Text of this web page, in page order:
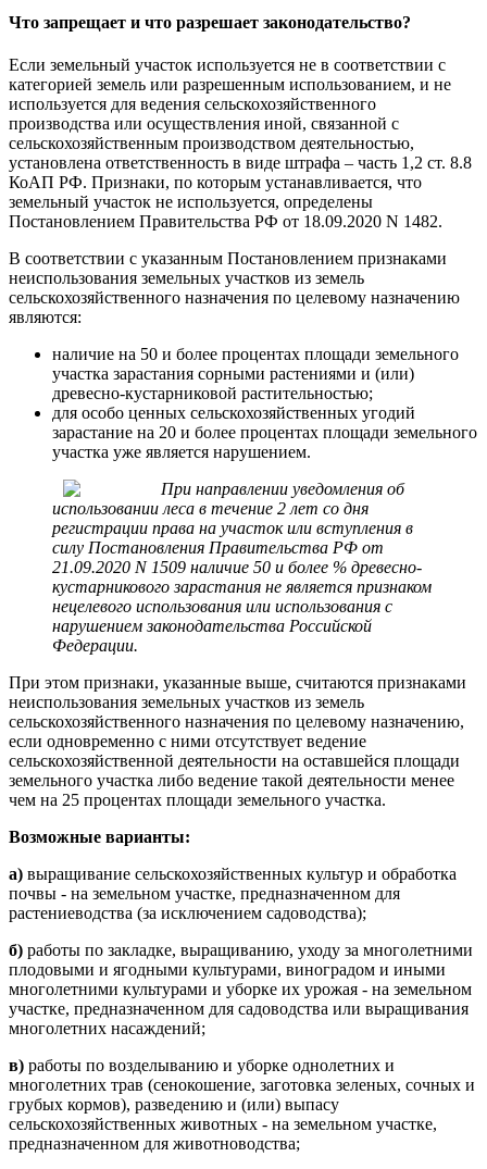
Что запрещает и что разрешает законодательство?
Если земельный участок используется не в соответствии с
категорией земель или разрешенным использованием, и не
используется для ведения сельскохозяйственного
производства или осуществления иной, связанной с
сельскохозяйственным производством деятельностью,
установлена ответственность в виде штрафа – часть 1,2 ст. 8.8
КоАП РФ. Признаки, по которым устанавливается, что
земельный участок не используется, определены
Постановлением Правительства РФ от 18.09.2020 N 1482.
В соответствии с указанным Постановлением признаками
неиспользования земельных участков из земель
сельскохозяйственного назначения по целевому назначению
являются:
наличие на 50 и более процентах площади земельного
участка зарастания сорными растениями и (или)
древесно-кустарниковой растительностью;
для особо ценных сельскохозяйственных угодий
зарастание на 20 и более процентах площади земельного
участка уже является нарушением.
При направлении уведомления об
использовании леса в течение 2 лет со дня
регистрации права на участок или вступления в
силу Постановления Правительства РФ от
21.09.2020 N 1509 наличие 50 и более % древесно-
кустарникового зарастания не является признаком
нецелевого использования или использования с
нарушением законодательства Российской
Федерации.
При этом признаки, указанные выше, считаются признаками
неиспользования земельных участков из земель
сельскохозяйственного назначения по целевому назначению,
если одновременно с ними отсутствует ведение
сельскохозяйственной деятельности на оставшейся площади
земельного участка либо ведение такой деятельности менее
чем на 25 процентах площади земельного участка.
Возможные варианты:
а) выращивание сельскохозяйственных культур и обработка
почвы - на земельном участке, предназначенном для
растениеводства (за исключением садоводства);
б) работы по закладке, выращиванию, уходу за многолетними
плодовыми и ягодными культурами, виноградом и иными
многолетними культурами и уборке их урожая - на земельном
участке, предназначенном для садоводства или выращивания
многолетних насаждений;
в) работы по возделыванию и уборке однолетних и
многолетних трав (сенокошение, заготовка зеленых, сочных и
грубых кормов), разведению и (или) выпасу
сельскохозяйственных животных - на земельном участке,
предназначенном для животноводства;